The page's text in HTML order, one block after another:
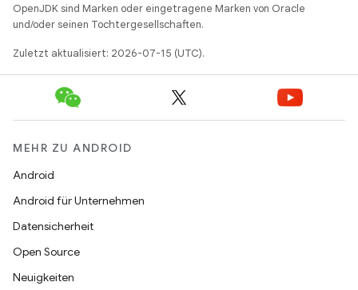
OpenJDK sind Marken oder eingetragene Marken von Oracle
und/oder seinen Tochtergesellschaften.
Zuletzt aktualisiert: 2026-07-15 (UTC).
MEHR ZU ANDROID
Android
Android für Unternehmen
Datensicherheit
Open Source
Neuigkeiten